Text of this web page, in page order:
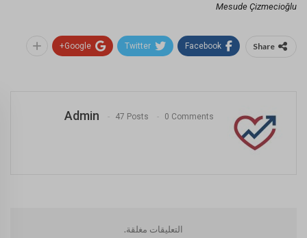
Mesude Çizmecioğlu
Share
Facebook
Twitter
Google+
Admin 47 Posts 0 Comments
التعليقات مغلقة.